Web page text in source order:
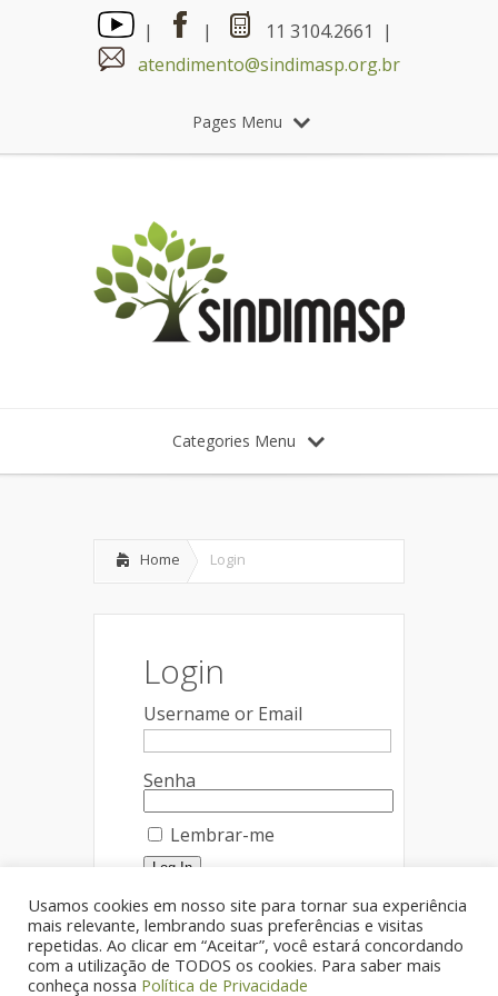
| |
11 3104.2661 |
atendimento@sindimasp.org.br
Pages Menu
Categories Menu
Home Login
Login
Username or Email
Senha
Lembrar-me
Esqueceu a senha?
Junte-se a nós
Usamos cookies em nosso site para tornar sua experiência
mais relevante, lembrando suas preferências e visitas
repetidas. Ao clicar em “Aceitar”, você estará concordando
com a utilização de TODOS os cookies. Para saber mais
conheça nossa Política de Privacidade